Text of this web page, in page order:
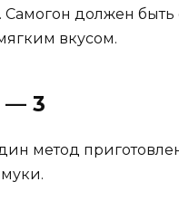
Самогон должен
вкусом.
— 3
метод